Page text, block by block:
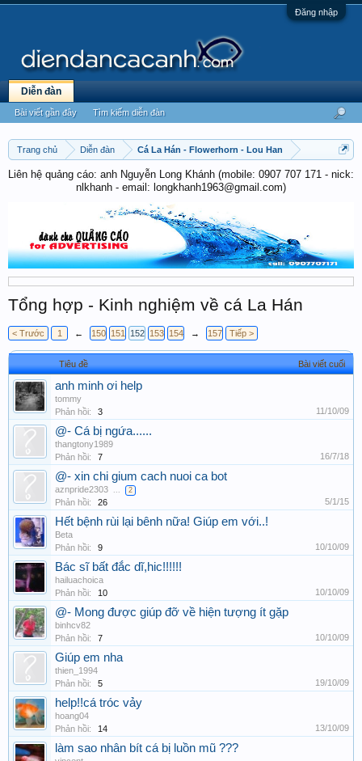
Đăng nhập
Trang chủ Diễn đàn Cá La Hán - Flowerhorn - Lou Han
Liên hệ quảng cáo: anh Nguyễn Long Khánh (mobile: 0907 707 171 - nick:
nlkhanh - email: longkhanh1963@gmail.com)
Tổng hợp - Kinh nghiệm về cá La Hán
< Trước 1 ← 150 151 152 153 154 → 157 Tiếp >
Tiêu đề Bài viết cuối
anh minh ơi help
tommy
Phản hồi:
3 11/10/09
@- Cá bị ngứa......
thangtony1989
Phản hồi:
7 16/7/18
@- xin chi gium cach nuoi ca bot
aznpride2303 2
Phản hồi: 26 5/1/15
Hết bệnh rùi lại bênh nữa! Giúp em với..!
Beta
Phản hồi:
9 10/10/09
Bác sĩ bất đắc dĩ,hic!!!!!!
hailuachoica
Phản hồi:
10 10/10/09
@- Mong được giúp đỡ về hiện tượng ít gặp
binhcv82
Phản hồi:
7 10/10/09
Giúp em nha
thien_1994
Phản hồi:
5 19/10/09
help!!cá tróc vảy
hoang04
Phản hồi:
14 13/10/09
làm sao nhân bít cá bị luồn mũ ???
Diễn đàn
Bài viết gần đây Tìm kiếm diễn đàn